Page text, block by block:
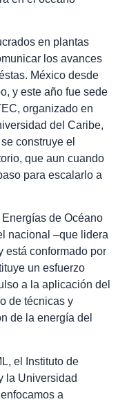
en plantas
los avances
México desde
y este año fue sede
organizado en
del Caribe,
construye el
que aun cuando
para escalarlo a
de Océano
nacional –que lidera
está conformado por
un esfuerzo
a la aplicación del
de técnicas y
de la energía del
el Instituto de
la Universidad
a